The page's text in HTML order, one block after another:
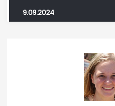
9.09.2024